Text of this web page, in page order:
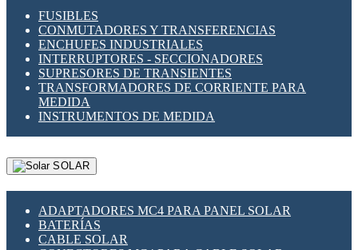
FUSIBLES
CONMUTADORES Y TRANSFERENCIAS
ENCHUFES INDUSTRIALES
INTERRUPTORES - SECCIONADORES
SUPRESORES DE TRANSIENTES
TRANSFORMADORES DE CORRIENTE PARA
MEDIDA
INSTRUMENTOS DE MEDIDA
SOLAR
ADAPTADORES MC4 PARA PANEL SOLAR
BATERÍAS
CABLE SOLAR